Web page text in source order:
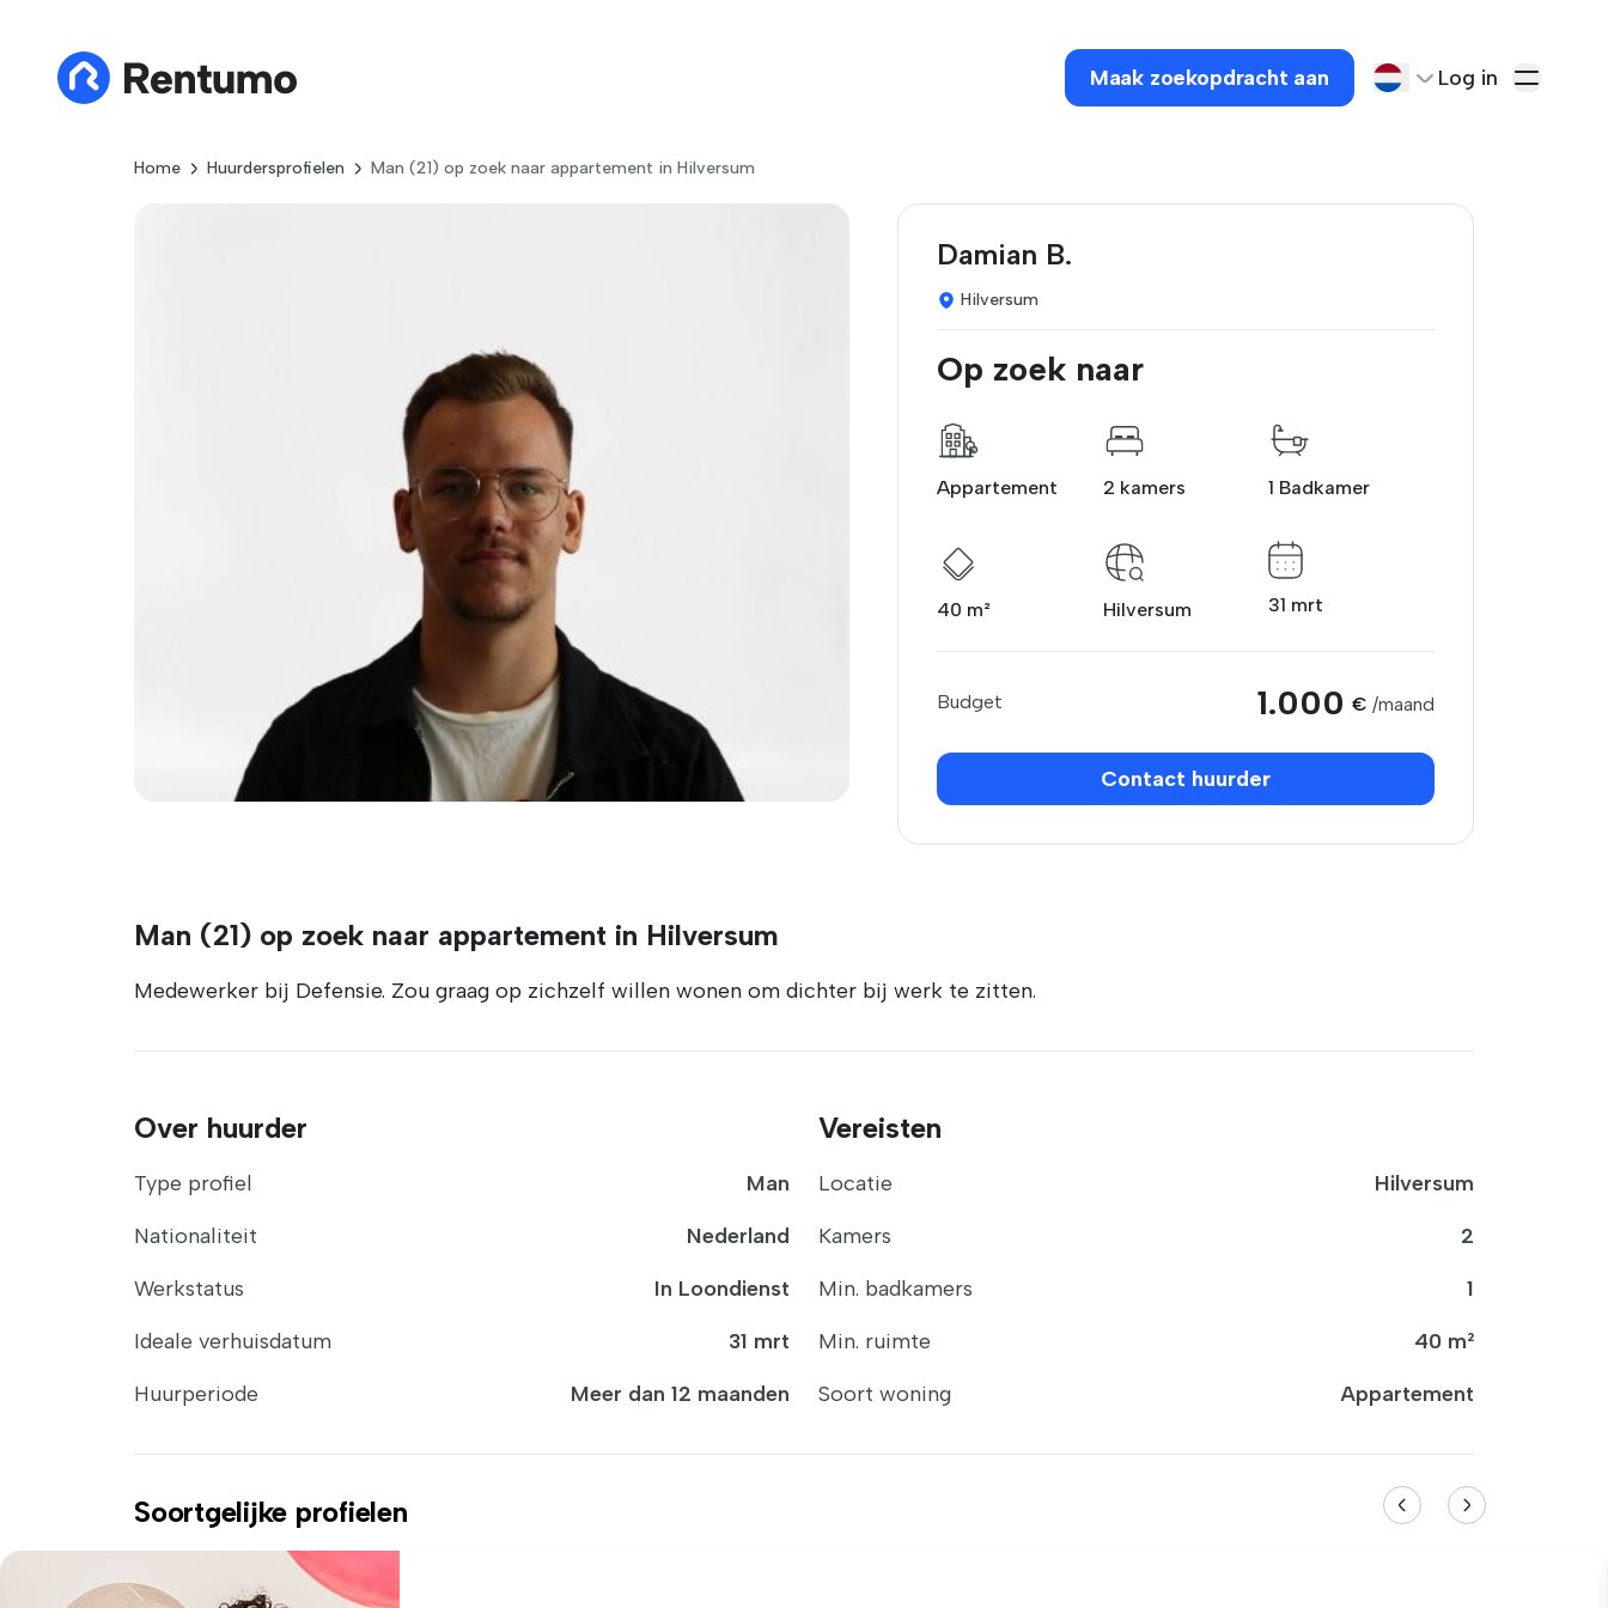
Maak zoekopdracht aan Log in
Home Huurdersprofielen Man (21) op zoek naar appartement in Hilversum
Damian B.
Hilversum
Op zoek naar
Appartement 2 kamers 1 Badkamer
40 m² Hilversum 31 mrt
Budget 1.000 € /maand
Contact huurder
Man (21) op zoek naar appartement in Hilversum
Medewerker bij Defensie. Zou graag op zichzelf willen wonen om dichter bij werk te zitten.
Over huurder
Type profiel
Man
Nationaliteit
Nederland
Werkstatus
In Loondienst
Ideale verhuisdatum
31 mrt
Huurperiode
Meer dan 12 maanden
Vereisten
Locatie
Hilversum
Kamers
2
Min. badkamers
1
Min. ruimte
40 m²
Soort woning
Appartement
Soortgelijke profielen